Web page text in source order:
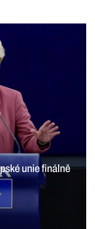
unie finálně